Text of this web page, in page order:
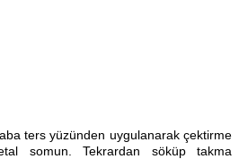
ters yüzünden uygulanarak çektirme
somun. Tekrardan söküp takma